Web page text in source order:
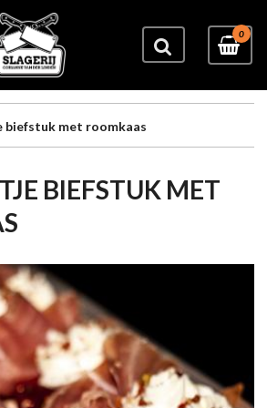
0
biefstuk met roomkaas
BIEFSTUK MET